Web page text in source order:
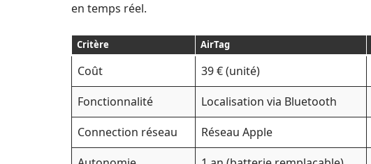
en temps réel.
Critère AirTag
Coût 39 € (unité)
Fonctionnalité
Localisation via Bluetooth
Connection réseau
Réseau Apple